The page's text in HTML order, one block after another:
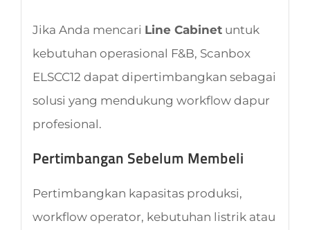
Jika Anda mencari Line Cabinetuntuk
kebutuhan operasional F&B, Scanbox
ELSCC12 dapat dipertimbangkan sebagai
solusi yang mendukung workflow dapur
profesional.
Pertimbangan Sebelum Membeli
Pertimbangkan kapasitas produksi,
workflow operator, kebutuhan listrik atau